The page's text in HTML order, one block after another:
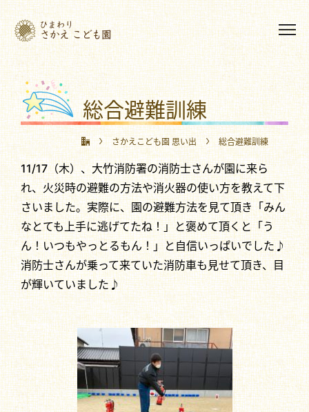
総合避難訓練
さかえこども園 思い出 総合避難訓練
11/17（木）、大竹消防署の消防士さんが園に来ら
れ、火災時の避難の方法や消火器の使い方を教えて下
さいました。実際に、園の避難方法を見て頂き「みん
なとても上手に逃げてたね！」と褒めて頂くと「う
ん！いつもやっとるもん！」と自信いっぱいでした♪
消防士さんが乗って来ていた消防車も見せて頂き、目
が輝いていました♪